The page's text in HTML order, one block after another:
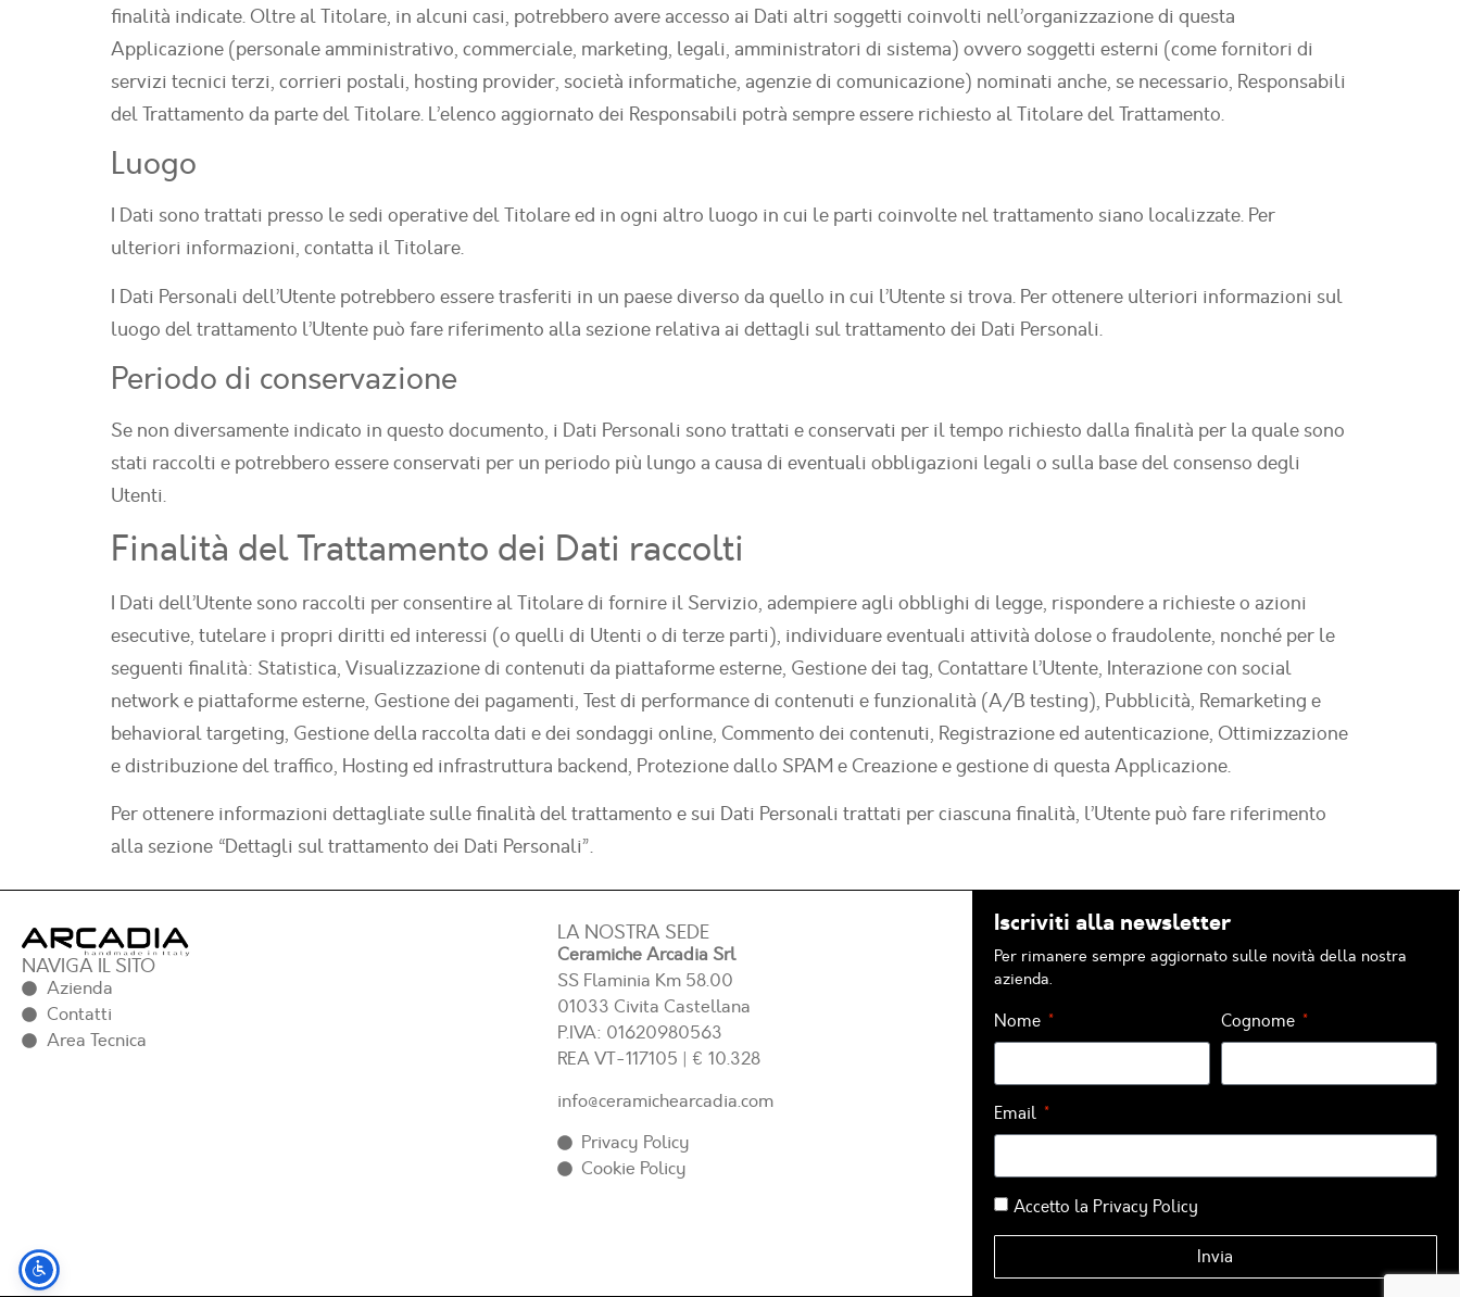
finalità indicate. Oltre al Titolare, in alcuni casi, potrebbero avere accesso ai Dati altri soggetti coinvolti nell’organizzazione di questa
Applicazione (personale amministrativo, commerciale, marketing, legali, amministratori di sistema) ovvero soggetti esterni (come fornitori di
servizi tecnici terzi, corrieri postali, hosting provider, società informatiche, agenzie di comunicazione) nominati anche, se necessario, Responsabili
del Trattamento da parte del Titolare. L’elenco aggiornato dei Responsabili potrà sempre essere richiesto al Titolare del Trattamento.
Luogo
I Dati sono trattati presso le sedi operative del Titolare ed in ogni altro luogo in cui le parti coinvolte nel trattamento siano localizzate. Per
ulteriori informazioni, contatta il Titolare.
I Dati Personali dell’Utente potrebbero essere trasferiti in un paese diverso da quello in cui l’Utente si trova. Per ottenere ulteriori informazioni sul
luogo del trattamento l’Utente può fare riferimento alla sezione relativa ai dettagli sul trattamento dei Dati Personali.
Periodo di conservazione
Se non diversamente indicato in questo documento, i Dati Personali sono trattati e conservati per il tempo richiesto dalla finalità per la quale sono
stati raccolti e potrebbero essere conservati per un periodo più lungo a causa di eventuali obbligazioni legali o sulla base del consenso degli
Utenti.
Finalità del Trattamento dei Dati raccolti
I Dati dell’Utente sono raccolti per consentire al Titolare di fornire il Servizio, adempiere agli obblighi di legge, rispondere a richieste o azioni
esecutive, tutelare i propri diritti ed interessi (o quelli di Utenti o di terze parti), individuare eventuali attività dolose o fraudolente, nonché per le
seguenti finalità: Statistica, Visualizzazione di contenuti da piattaforme esterne, Gestione dei tag, Contattare l’Utente, Interazione con social
network e piattaforme esterne, Gestione dei pagamenti, Test di performance di contenuti e funzionalità (A/B testing), Pubblicità, Remarketing e
behavioral targeting, Gestione della raccolta dati e dei sondaggi online, Commento dei contenuti, Registrazione ed autenticazione, Ottimizzazione
e distribuzione del traffico, Hosting ed infrastruttura backend, Protezione dallo SPAM e Creazione e gestione di questa Applicazione.
Per ottenere informazioni dettagliate sulle finalità del trattamento e sui Dati Personali trattati per ciascuna finalità, l’Utente può fare riferimento
alla sezione “Dettagli sul trattamento dei Dati Personali”.
NAVIGA IL SITO
Azienda
Contatti
Area Tecnica
LA NOSTRA SEDE
Ceramiche Arcadia Srl
SS Flaminia Km 58.00
01033 Civita Castellana
P.IVA: 01620980563
REAVT-117105 | € 10.328
info@ceramichearcadia.com
Privacy Policy
Cookie Policy
Iscriviti alla newsletter
Per rimanere sempre aggiornato sulle novità della nostra
azienda.
Nome Cognome
Email
Accetto la Privacy Policy
Invia